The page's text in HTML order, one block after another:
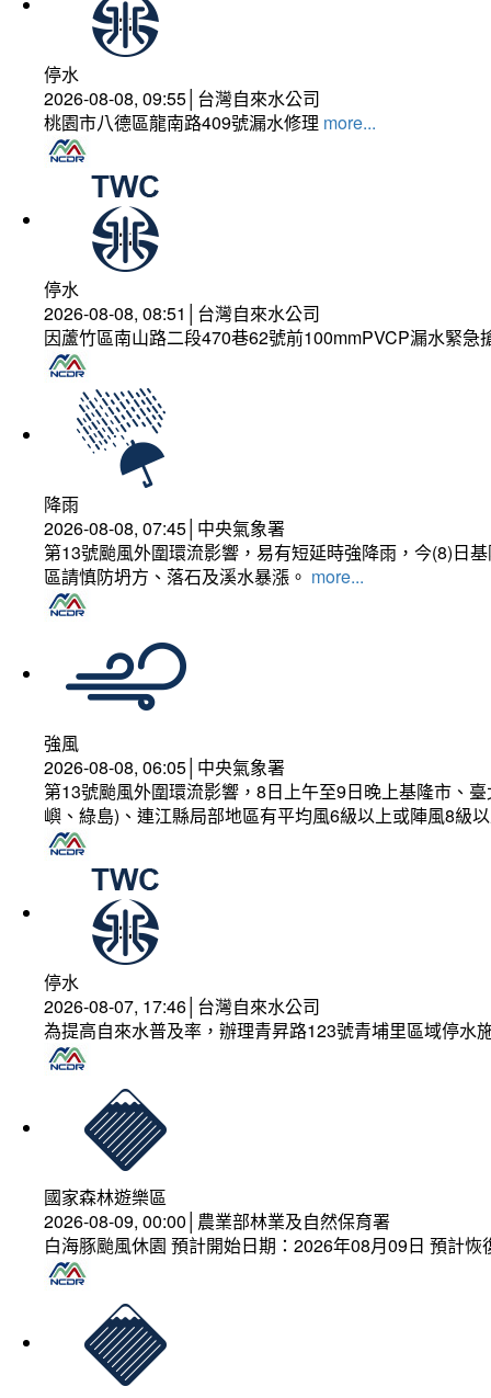
停水
2026-08-08, 09:55│台灣自來水公司
桃園市八德區龍南路409號漏水修理 more...
停水
2026-08-08, 08:51│台灣自來水公司
因蘆竹區南山路二段470巷62號前100mmPVCP漏水緊急
降雨
2026-08-08, 07:45│中央氣象署
第13號颱風外圍環流影響，易有短延時強降雨，今(8)日
區請慎防坍方、落石及溪水暴漲。 more...
強風
2026-08-08, 06:05│中央氣象署
第13號颱風外圍環流影響，8日上午至9日晚上基隆市、
嶼、綠島)、連江縣局部地區有平均風6級以上或陣風8級
停水
2026-08-07, 17:46│台灣自來水公司
為提高自來水普及率，辦理青昇路123號青埔里區域停水
國家森林遊樂區
2026-08-09, 00:00│農業部林業及自然保育署
白海豚颱風休園 預計開始日期：2026年08月09日 預計